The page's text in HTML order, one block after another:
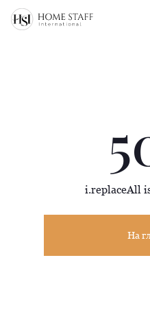
500 page
i.replaceAll
На